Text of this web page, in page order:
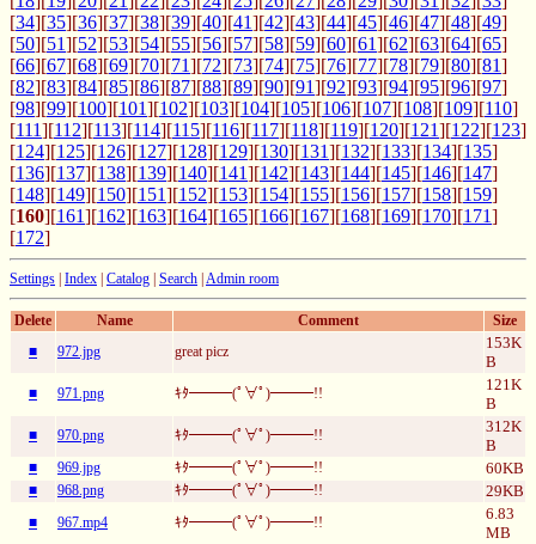
[34][35][36][37][38][39][40][41][42][43][44][45][46][47][48][49]
[50][51][52][53][54][55][56][57][58][59][60][61][62][63][64][65]
[66][67][68][69][70][71][72][73][74][75][76][77][78][79][80][81]
[82][83][84][85][86][87][88][89][90][91][92][93][94][95][96][97]
[98][99][100][101][102][103][104][105][106][107][108][109][110]
[111][112][113][114][115][116][117][118][119][120][121][122][123]
[124][125][126][127][128][129][130][131][132][133][134][135]
[136][137][138][139][140][141][142][143][144][145][146][147]
[148][149][150][151][152][153][154][155][156][157][158][159]
[160][161][162][163][164][165][166][167][168][169][170][171]
[172]
Settings | Index | Catalog | Search | Admin room
Delete Name Comment
Size
■
972.jpg great picz
153K
B
■ 971.png ｷﾀ━━━(ﾟ∀ﾟ)━━━!!
121K
B
■ 970.png ｷﾀ━━━(ﾟ∀ﾟ)━━━!!
312K
B
■ 969.jpg ｷﾀ━━━(ﾟ∀ﾟ)━━━!! 60KB
■ 968.png ｷﾀ━━━(ﾟ∀ﾟ)━━━!! 29KB
■ 967.mp4 ｷﾀ━━━(ﾟ∀ﾟ)━━━!!
6.83
MB